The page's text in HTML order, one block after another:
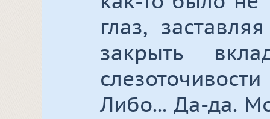
глаз,
закрыть
Либо... Да-да.